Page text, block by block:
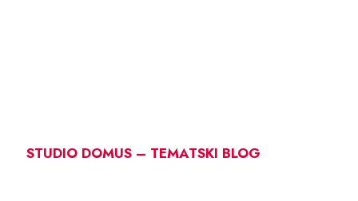
STUDIO DOMUS – TEMATSKI BLOG